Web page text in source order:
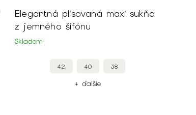
Elegantná plisovaná maxi sukňa
z jemného šifónu
Skladom
42 40 38
+ ďalšie